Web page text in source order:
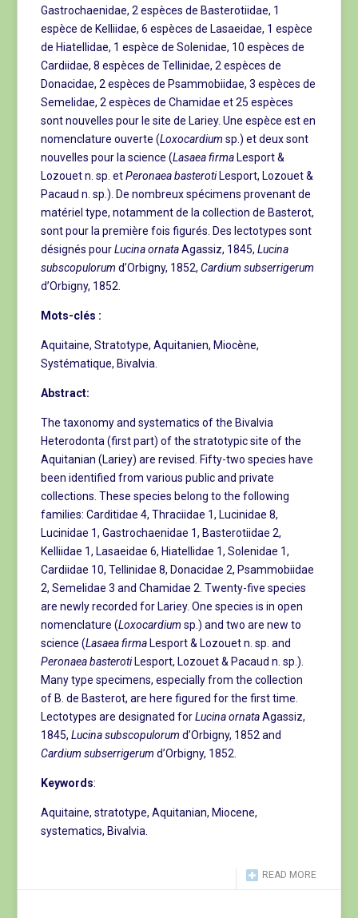
Gastrochaenidae, 2 espèces de Basterotiidae, 1
espèce de Kelliidae, 6 espèces de Lasaeidae, 1 espèce
de Hiatellidae, 1 espèce de Solenidae, 10 espèces de
Cardiidae, 8 espèces de Tellinidae, 2 espèces de
Donacidae, 2 espèces de Psammobiidae, 3 espèces de
Semelidae, 2 espèces de Chamidae et 25 espèces
sont nouvelles pour le site de Lariey. Une espèce est en
nomenclature ouverte (Loxocardiumsp.) et deux sont
nouvelles pour la science (Lasaea firma Lesport &
Lozouet n. sp. etPeronaea basteroti Lesport, Lozouet &
Pacaud n. sp.). De nombreux spécimens provenant de
matériel type, notamment de la collection de Basterot,
sont pour la première fois figurés. Des lectotypes sont
désignés pourLucina ornataAgassiz, 1845,Lucina
subscopulorumd’Orbigny, 1852,Cardium subserrigerum
d’Orbigny, 1852.
Mots-clés :
Aquitaine, Stratotype, Aquitanien, Miocène,
Systématique, Bivalvia.
Abstract:
The taxonomy and systematics of the Bivalvia
Heterodonta (first part) of the stratotypic site of the
Aquitanian (Lariey) are revised. Fifty-two species have
been identified from various public and private
collections. These species belong to the following
families: Carditidae 4, Thraciidae 1, Lucinidae 8,
Lucinidae 1, Gastrochaenidae 1, Basterotiidae 2,
Kelliidae 1, Lasaeidae 6, Hiatellidae 1, Solenidae 1,
Cardiidae 10, Tellinidae 8, Donacidae 2, Psammobiidae
2, Semelidae 3 and Chamidae 2. Twenty-five species
are newly recorded for Lariey. One species is in open
nomenclature (Loxocardiumsp.) and two are new to
science (Lasaea firma Lesport & Lozouet n. sp. and
Peronaea basteroti Lesport, Lozouet & Pacaud n. sp.).
Many type specimens, especially from the collection
of B. de Basterot, are here figured for the first time.
Lectotypes are designated forLucina ornataAgassiz,
1845,Lucina subscopulorumd’Orbigny, 1852 and
Cardium subserrigerumd’Orbigny, 1852.
Keywords:
Aquitaine, stratotype, Aquitanian, Miocene,
systematics, Bivalvia.
READ MORE